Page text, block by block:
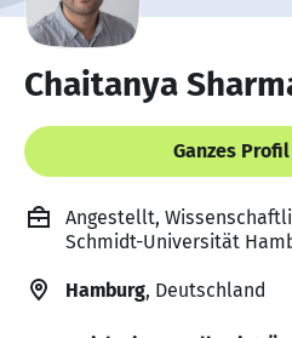
Chaitanya
Ganzes
Angestellt,
Schmidt-Universität
Hamburg, Deutschland